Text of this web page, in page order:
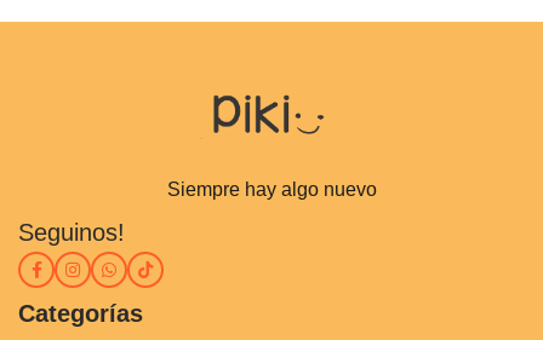
Siempre hay algo nuevo
Seguinos!
Categorías